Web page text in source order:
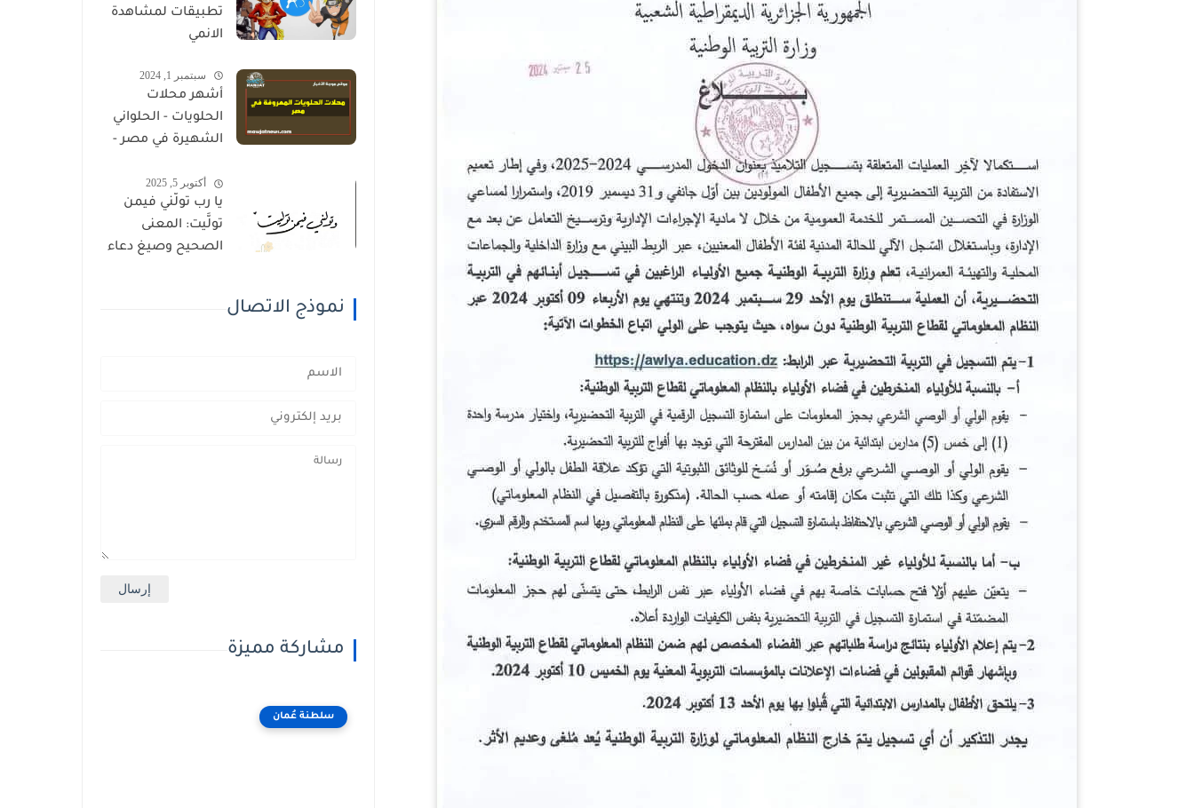
تطبيقات لمشاهدة
الانمي
سبتمبر 1, 2024
أشهر محلات
الحلويات - الحلواني
الشهيرة في مصر -
أكتوبر 5, 2025
يا رب تولَّني فيمن
تولَّيت: المعنى
الصحيح وصيغ دعاء
نموذج الاتصال
مشاركة مميزة
سلطنة عُمان